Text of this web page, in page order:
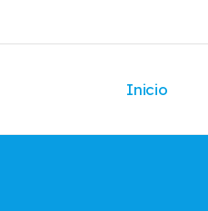
Inicio